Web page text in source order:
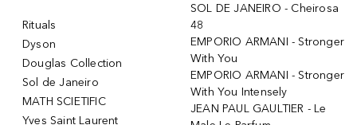
Rituals
Dyson
Douglas Collection
Sol de Janeiro
MATH SCIETIFIC
Yves Saint Laurent
SOL DE JANEIRO - Cheirosa
48
EMPORIO ARMANI - Stronger
With You
EMPORIO ARMANI - Stronger
With You Intensely
JEAN PAUL GAULTIER - Le